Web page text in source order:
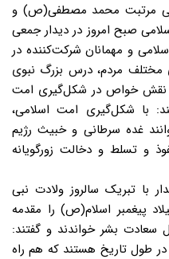
مرتبت محمد مصطفی(ص) و
صبح امروز در دیدار جمعی
و مهمانان شرکت‌کننده در
مردم، درس بزرگ نبوی
نقش خواص در شکل‌گیری امت
با شکل‌گیری امت اسلامی،
غده سرطانی و خبیث رژیم
و تسلط و دخالت زورگویانه
با تبریک سالروز ولادت نبی
پیغمبر اسلام(ص) را مقدمه
بشر خواندند و گفتند:
در طول تاریخ هستند که هم راه